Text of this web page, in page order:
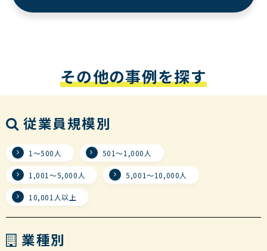
その他の事例を探す
従業員規模別
1〜500人 501〜1,000人
1,001～5,000人 5,001～10,000人
10,001人以上
業種別